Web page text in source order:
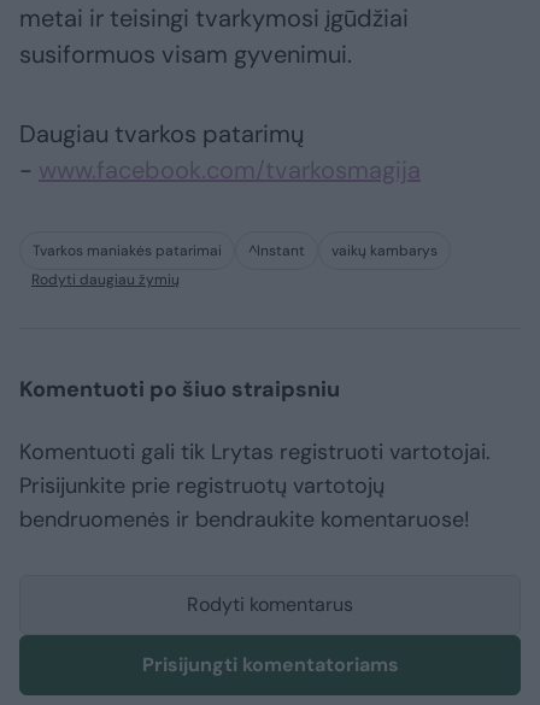
metai ir teisingi tvarkymosi įgūdžiai
susiformuos visam gyvenimui.
Daugiau tvarkos patarimų
- www.facebook.com/tvarkosmagija
Tvarkos maniakės patarimai ^Instant
vaikų kambarys
Rodyti daugiau žymių
Komentuoti po šiuo straipsniu
Komentuoti gali tik Lrytas registruoti vartotojai.
Prisijunkite prie registruotų vartotojų
bendruomenės ir bendraukite komentaruose!
Rodyti komentarus
Prisijungti komentatoriams